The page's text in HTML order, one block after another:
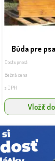
Búda pre
Dostupnosť:
Bežná cena
s DPH
Vložiť